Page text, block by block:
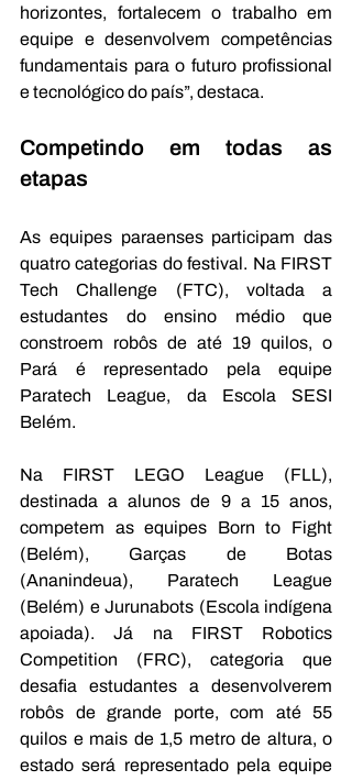
horizontes, fortalecem o trabalho em
equipe e desenvolvem competências
fundamentais para o futuro profissional
e tecnológico do país”, destaca.
Competindo em todas as
etapas
As equipes paraenses participam das
quatro categorias do festival. Na FIRST
Tech Challenge (FTC), voltada a
estudantes do ensino médio que
constroem robôs de até 19 quilos, o
Pará é representado pela equipe
Paratech League, da Escola SESI
Belém.
Na FIRST LEGO League (FLL),
destinada a alunos de 9 a 15 anos,
competem as equipes Born to Fight
(Belém), Garças de Botas
(Ananindeua), Paratech League
(Belém) e Jurunabots (Escola indígena
apoiada). Já na FIRST Robotics
Competition (FRC), categoria que
desafia estudantes a desenvolverem
robôs de grande porte, com até 55
quilos e mais de 1,5 metro de altura, o
estado será representado pela equipe